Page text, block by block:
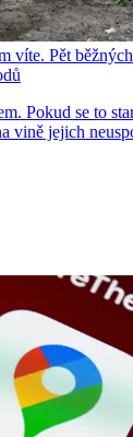
víte. Pět
Pokud se to
vině jejich